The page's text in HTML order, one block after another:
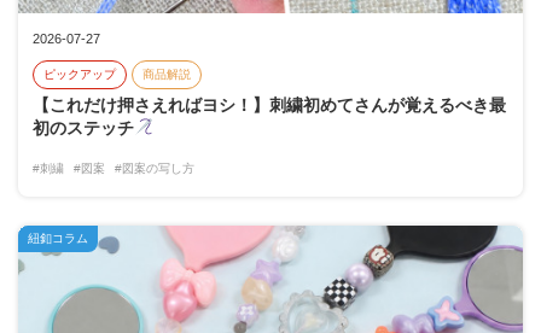
2026-07-27
ピックアップ 商品解説
【これだけ押さえればヨシ！】刺繍初めてさんが覚えるべき最
初のステッチ
#刺繍 #図案 #図案の写し方
紐釦コラム